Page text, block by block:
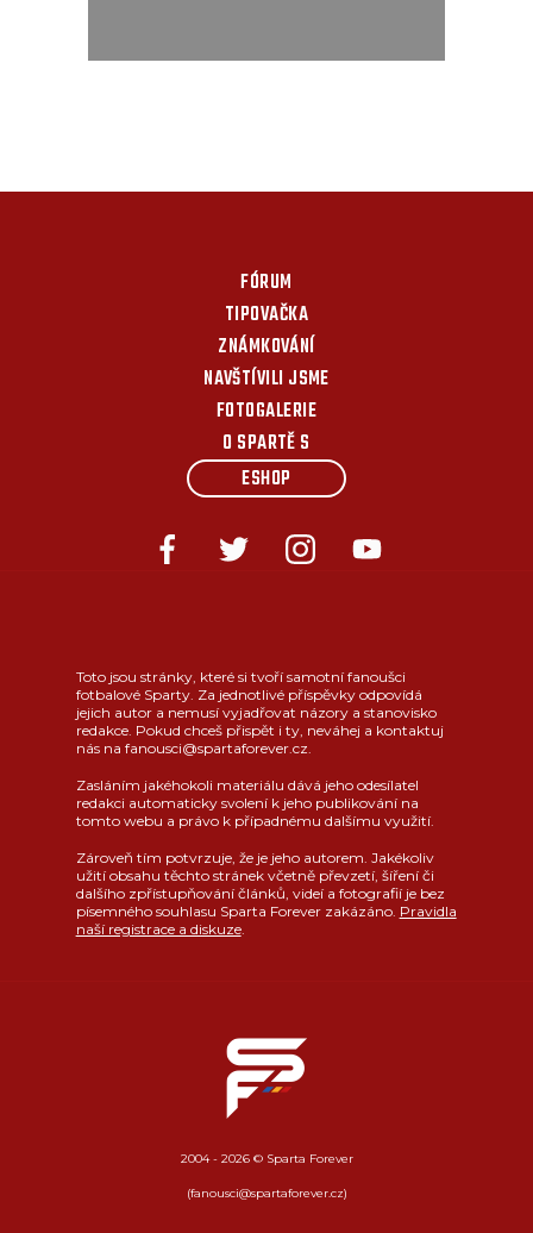
FÓRUM
TIPOVAČKA
ZNÁMKOVÁNÍ
NAVŠTÍVILI JSME
FOTOGALERIE
O SPARTĚ S
ESHOP
Toto jsou stránky, které si tvoří samotní fanoušci
fotbalové Sparty. Za jednotlivé příspěvky odpovídá
jejich autor a nemusí vyjadřovat názory a stanovisko
redakce. Pokud chceš přispět i ty, neváhej a kontaktuj
nás na fanousci@spartaforever.cz.
Zasláním jakéhokoli materiálu dává jeho odesílatel
redakci automaticky svolení k jeho publikování na
tomto webu a právo k případnému dalšímu využití.
Zároveň tím potvrzuje, že je jeho autorem. Jakékoliv
užití obsahu těchto stránek včetně převzetí, šíření či
dalšího zpřístupňování článků, videí a fotografií je bez
písemného souhlasu Sparta Forever zakázáno. Pravidla
naší registrace a diskuze.
2004 - 2026 © Sparta Forever
(fanousci@spartaforever.cz)